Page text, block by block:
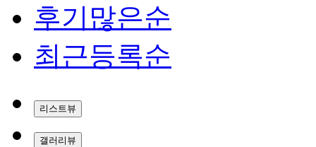
후기많은순
최근등록순
리스트뷰
갤러리뷰